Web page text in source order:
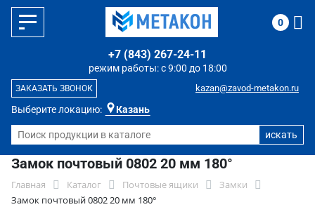
Выберите локацию: Казань
режим работы: с 9:00 до 18:00
+7 (843) 267-24-11
kazan@zavod-metakon.ru
ЗАКАЗАТЬ ЗВОНОК
0
Замок почтовый 0802 20 мм 180°
Главная Каталог Почтовые ящики
Замки
Замок почтовый 0802 20 мм 180°